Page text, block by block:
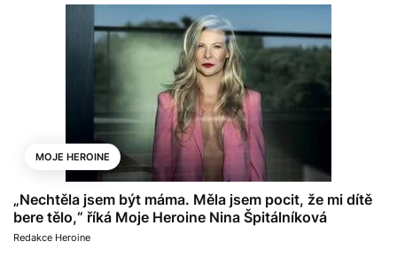
MOJE HEROINE
„Nechtěla jsem být máma. Měla jsem pocit, že mi dítě
bere tělo,“ říká Moje Heroine Nina Špitálníková
Redakce Heroine